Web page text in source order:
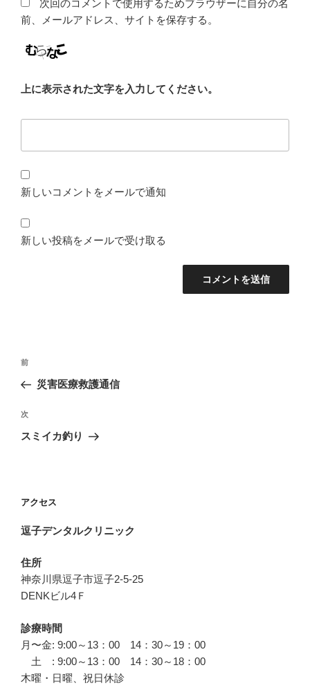
次回のコメントで使用するためブラウザーに自分の名
前、メールアドレス、サイトを保存する。
上に表示された文字を入力してください。
新しいコメントをメールで通知
新しい投稿をメールで受け取る
投
ナ
ビ
ゲ
ン
前
の
稿
前
災害医療救護通信
次
の
次
スミイカ釣り
アクセス
逗子デンタルクリニック
住所
神奈川県逗子市逗子2-5-25
DENKビル4Ｆ
診療時間
月〜金: 9:00～13：00 14：30～19：00
土 : 9:00～13：00 14：30～18：00
木曜・日曜、祝日休診